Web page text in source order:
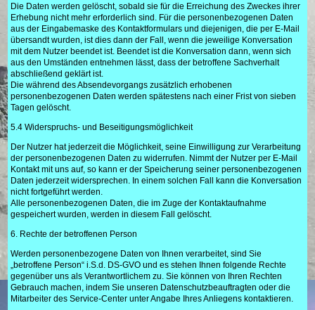
Die Daten werden gelöscht, sobald sie für die Erreichung des Zweckes ihrer
Erhebung nicht mehr erforderlich sind. Für die personenbezogenen Daten
aus der Eingabemaske des Kontaktformulars und diejenigen, die per E-Mail
übersandt wurden, ist dies dann der Fall, wenn die jeweilige Konversation
mit dem Nutzer beendet ist. Beendet ist die Konversation dann, wenn sich
aus den Umständen entnehmen lässt, dass der betroffene Sachverhalt
abschließend geklärt ist.
Die während des Absendevorgangs zusätzlich erhobenen
personenbezogenen Daten werden spätestens nach einer Frist von sieben
Tagen gelöscht.
5.4 Widerspruchs- und Beseitigungsmöglichkeit
Der Nutzer hat jederzeit die Möglichkeit, seine Einwilligung zur Verarbeitung
der personenbezogenen Daten zu widerrufen. Nimmt der Nutzer per E-Mail
Kontakt mit uns auf, so kann er der Speicherung seiner personenbezogenen
Daten jederzeit widersprechen. In einem solchen Fall kann die Konversation
nicht fortgeführt werden.
Alle personenbezogenen Daten, die im Zuge der Kontaktaufnahme
gespeichert wurden, werden in diesem Fall gelöscht.
6. Rechte der betroffenen Person
Werden personenbezogene Daten von Ihnen verarbeitet, sind Sie
„betroffene Person“ i.S.d. DS-GVO und es stehen Ihnen folgende Rechte
gegenüber uns als Verantwortlichem zu. Sie können von Ihren Rechten
Gebrauch machen, indem Sie unseren Datenschutzbeauftragten oder die
Mitarbeiter des Service-Center unter Angabe Ihres Anliegens kontaktieren.